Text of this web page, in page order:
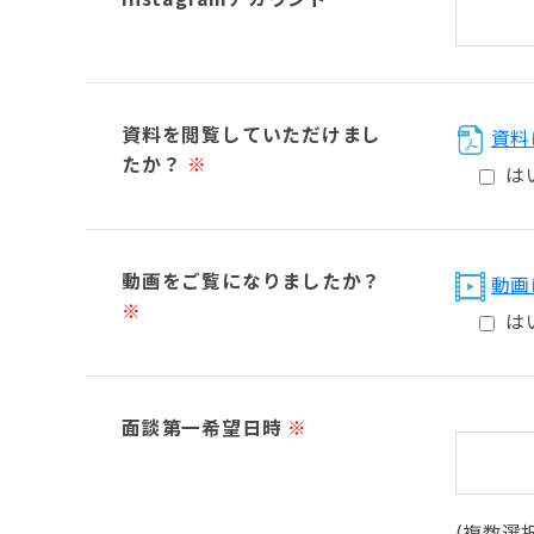
資料を閲覧していただけまし
たか？ ※
資
は
動画をご覧になりましたか？
※
動
は
面談第一希望日時 ※